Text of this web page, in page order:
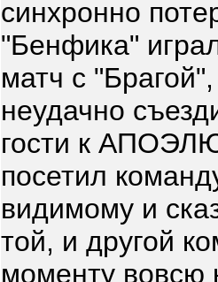
синхронно
"Бенфика"
матч с
неудачно
гости к
посетил
видимому и
той, и другой
моменту вовсю